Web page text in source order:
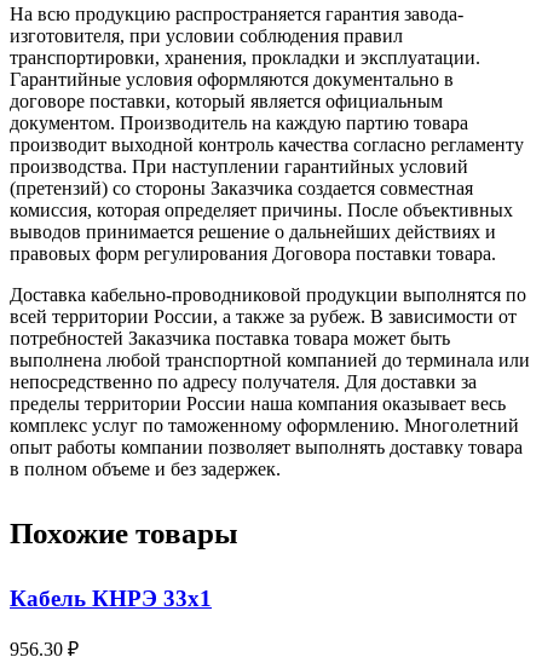
На всю продукцию распространяется гарантия завода-
изготовителя, при условии соблюдения правил
транспортировки, хранения, прокладки и эксплуатации.
Гарантийные условия оформляются документально в
договоре поставки, который является официальным
документом. Производитель на каждую партию товара
производит выходной контроль качества согласно регламенту
производства. При наступлении гарантийных условий
(претензий) со стороны Заказчика создается совместная
комиссия, которая определяет причины. После объективных
выводов принимается решение о дальнейших действиях и
правовых форм регулирования Договора поставки товара.
Доставка кабельно-проводниковой продукции выполнятся по
всей территории России, а также за рубеж. В зависимости от
потребностей Заказчика поставка товара может быть
выполнена любой транспортной компанией до терминала или
непосредственно по адресу получателя. Для доставки за
пределы территории России наша компания оказывает весь
комплекс услуг по таможенному оформлению. Многолетний
опыт работы компании позволяет выполнять доставку товара
в полном объеме и без задержек.
Похожие товары
Кабель КНРЭ 33х1
956.30 ₽